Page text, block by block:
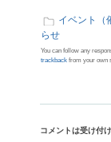
イベント（
らせ
You can follow any
trackback from your own
コメントは受け付